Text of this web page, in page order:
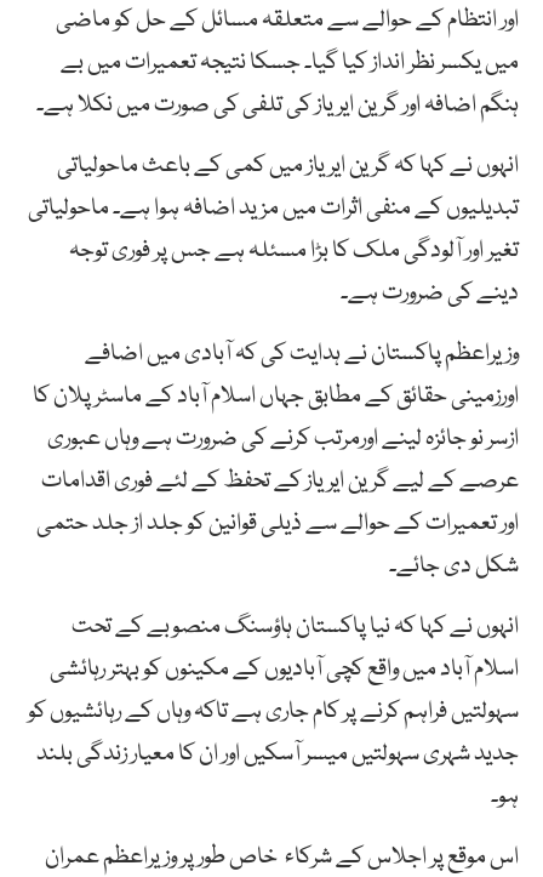
اور انتظام کے حوالے سے متعلقہ مسائل کے حل کو ماضی
میں یکسر نظر انداز کیا گیا۔ جسکا نتیجہ تعمیرات میں بے
ہنگم اضافہ اور گرین ایریاز کی تلفی کی صورت میں نکلا ہے۔
انہوں نے کہا کہ گرین ایریاز میں کمی کے باعث ماحولیاتی
تبدیلیوں کے منفی اثرات میں مزید اضافہ ہوا ہے۔ ماحولیاتی
تغیر اور آلودگی ملک کا بڑا مسئلہ ہے جس پر فوری توجہ
دینے کی ضرورت ہے۔
وزیراعظم پاکستان نے ہدایت کی کہ آبادی میں اضافے
اورزمینی حقائق کے مطابق جہاں اسلام آباد کے ماسٹر پلان کا
ازسر نو جائزہ لینے اورمرتب کرنے کی ضرورت ہے وہاں عبوری
عرصے کے لیے گرین ایریاز کے تحفظ کے لئے فوری اقدامات
اور تعمیرات کے حوالے سے ذیلی قوانین کو جلد از جلد حتمی
شکل دی جائے۔
انہوں نے کہا کہ نیا پاکستان ہاؤسنگ منصوبے کے تحت
اسلام آباد میں واقع کچی آبادیوں کے مکینوں کو بہتر رہائشی
سہولتیں فراہم کرنے پر کام جاری ہے تاکہ وہاں کے رہائشیوں کو
جدید شہری سہولتیں میسر آسکیں اور ان کا معیار زندگی بلند
ہو۔
اس موقع پر اجلاس کے شرکاء خاص طور پر وزیراعظم عمران